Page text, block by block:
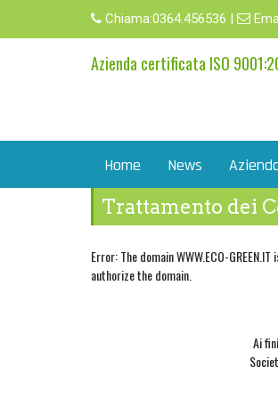
Chiama:0364.456536 |
Azienda certificata ISO
Home News
Trattamento dei
Error: The domain WWW.ECO-
authorize the domain.
Ai